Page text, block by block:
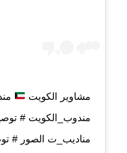
مشاوير الكويت
مندوب_الكويت #
مناديب_ت الصور #